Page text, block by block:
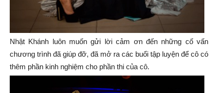
Nhật Khánh luôn muốn gửi lời cảm ơn đến những cố vấn
chương trình đã giúp đỡ, đã mở ra các buổi tập luyện để cô có
thêm phần kinh nghiệm cho phần thi của cô.